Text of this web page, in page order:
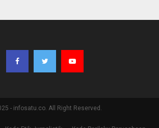
- infosatu.co. All Right Reserved.